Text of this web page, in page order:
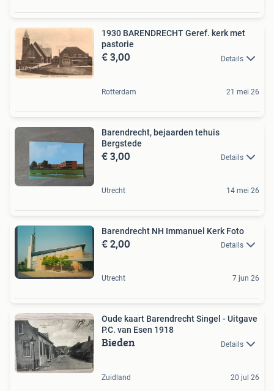
1930 BARENDRECHT Geref. kerk met
pastorie
€ 3,00 Details
Rotterdam 21 mei 26
Barendrecht, bejaarden tehuis
Bergstede
€ 3,00 Details
Utrecht 14 mei 26
Barendrecht NH Immanuel Kerk Foto
€ 2,00 Details
Utrecht 7 jun 26
Oude kaart Barendrecht Singel - Uitgave
P.C. van Esen 1918
Bieden Details
Zuidland 20 jul 26